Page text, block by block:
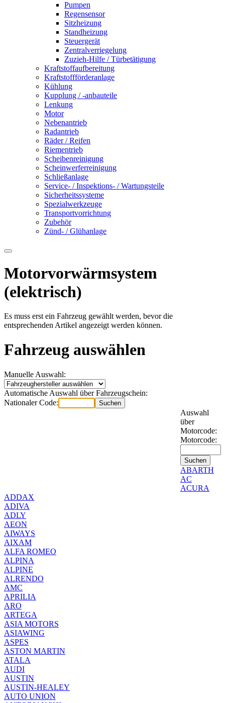
Pumpen
Regensensor
Sitzheizung
Standheizung
Steuergerät
Zentralverriegelung
Zuzieh-Hilfe / Türbetätigung
Kraftstoffaufbereitung
Kraftstoffförderanlage
Kühlung
Kupplung / -anbauteile
Lenkung
Motor
Nebenantrieb
Radantrieb
Räder / Reifen
Riementrieb
Scheibenreinigung
Scheinwerferreinigung
Schließanlage
Service- / Inspektions- / Wartungsteile
Sicherheitssysteme
Spezialwerkzeuge
Transportvorrichtung
Zubehör
Zünd- / Glühanlage
Motorvorwärmsystem
(elektrisch)
Es muss erst ein Fahrzeug gewählt werden, bevor die
entsprechenden Artikel angezeigt werden können.
Fahrzeug auswählen
Manuelle Auswahl:
Automatische Auswahl über Fahrzeugschein:
Nationaler Code:
Auswahl
über
Motorcode:
Motorcode:
ABARTH
AC
ACURA
ADDAX
ADIVA
ADLY
AEON
AIWAYS
AIXAM
ALFA ROMEO
ALPINA
ALPINE
ALRENDO
AMC
APRILIA
ARO
ARTEGA
ASIA MOTORS
ASIAWING
ASPES
ASTON MARTIN
ATALA
AUDI
AUSTIN
AUSTIN-HEALEY
AUTO UNION